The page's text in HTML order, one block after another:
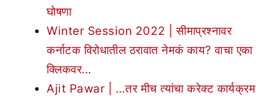
घोषणा
Winter Session 2022 | सीमाप्रश्नावर
कर्नाटक विरोधातील ठरावात नेमकं काय? वाचा एका
क्लिकवर…
Ajit Pawar | …तर मीच त्यांचा करेक्ट कार्यक्रम